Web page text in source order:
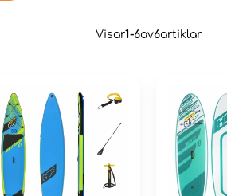
Visar1-6av6artiklar